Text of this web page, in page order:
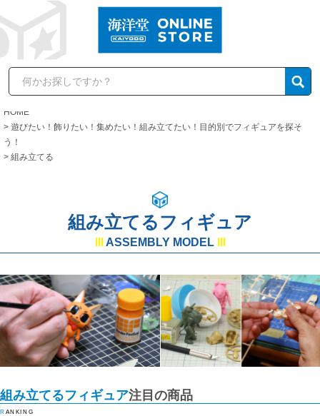
HOME
遊びたい！飾りたい！集めたい！組み立てたい！目的別でフィギュアを探そ
う！
組み立てる
組み立てるフィギュア
ASSEMBLY MODELlll
組み立てるフィギュア注目の商品
RANKING